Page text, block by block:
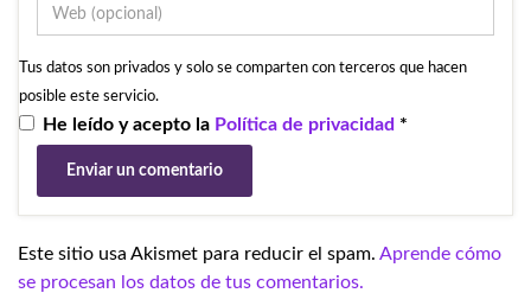
Tus datos son privados y solo se comparten con terceros que hacen
posible este servicio.
He leído y acepto la Política de privacidad *
Este sitio usa Akismet para reducir el spam. Aprende cómo
se procesan los datos de tus comentarios.